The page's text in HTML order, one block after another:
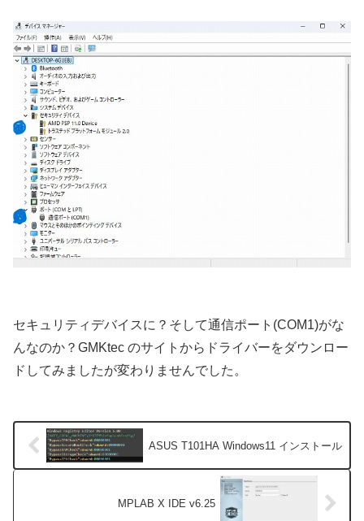
セキュリティデバイスに？そして通信ポート(COM1)がな
んなのか？GMKtec のサイトからドライバーをダウンロー
ドしてみましたが変わりませんでした。
ASUS T101HA Windows11 インストール
MPLAB X IDE v6.25